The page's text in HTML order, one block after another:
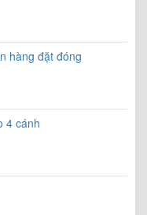
hàng đặt đóng
4 cánh